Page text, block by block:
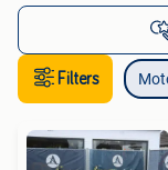
Filters